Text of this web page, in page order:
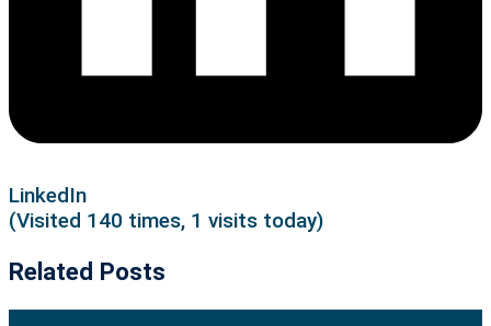
LinkedIn
(Visited 140 times, 1 visits today)
Related Posts